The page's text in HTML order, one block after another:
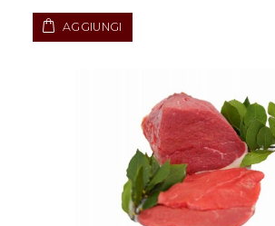
AGGIUNGI